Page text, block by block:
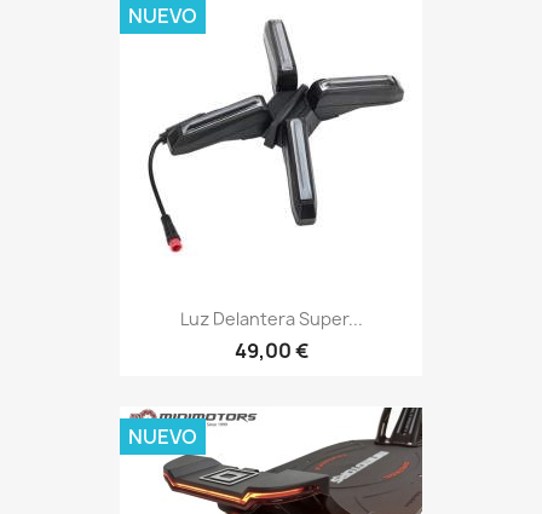
Luz Delantera Super...
49,00 €
NUEVO
NUEVO